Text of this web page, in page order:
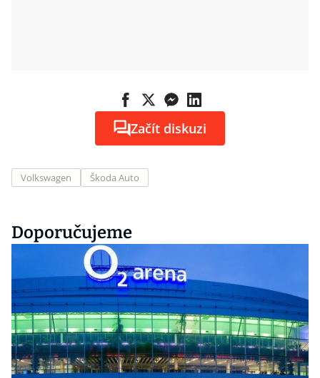
Začít diskuzi
Volkswagen Škoda Auto
Doporučujeme